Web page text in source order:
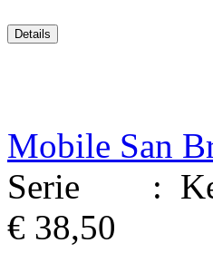
Mobile San
Serie :
€ 38,50